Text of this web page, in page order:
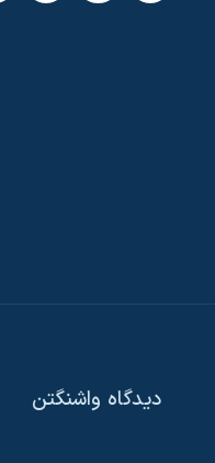
دیدگاه‌ واشنگتن